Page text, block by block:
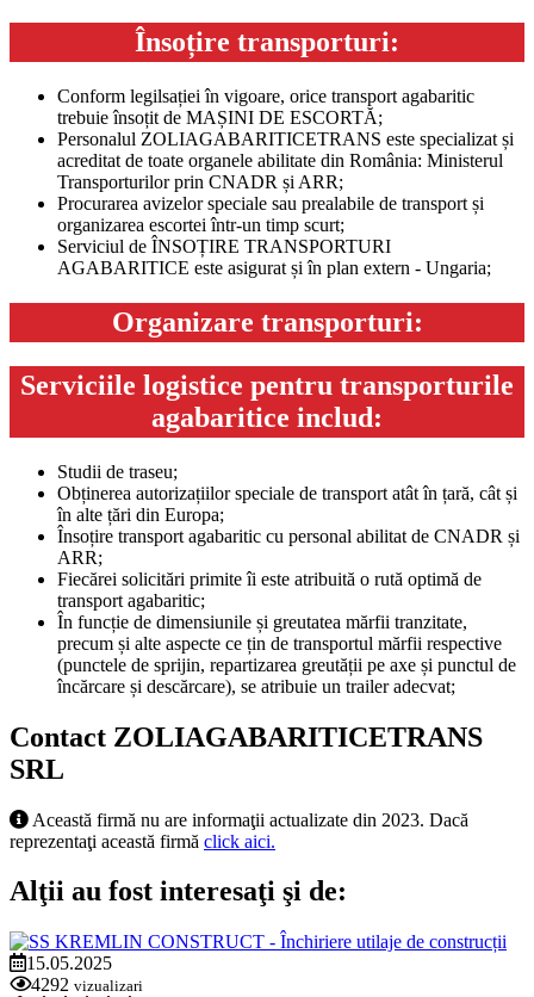
Însoțire transporturi:
Conform legilsației în vigoare, orice transport agabaritic
trebuie însoțit de MAȘINI DE ESCORTĂ;
Personalul ZOLIAGABARITICETRANS este specializat și
acreditat de toate organele abilitate din România: Ministerul
Transporturilor prin CNADR și ARR;
Procurarea avizelor speciale sau prealabile de transport și
organizarea escortei într-un timp scurt;
Serviciul de ÎNSOȚIRE TRANSPORTURI
AGABARITICE este asigurat și în plan extern - Ungaria;
Organizare transporturi:
Serviciile logistice pentru transporturile
agabaritice includ:
Studii de traseu;
Obținerea autorizațiilor speciale de transport atât în țară, cât și
în alte țări din Europa;
Însoțire transport agabaritic cu personal abilitat de CNADR și
ARR;
Fiecărei solicitări primite îi este atribuită o rută optimă de
transport agabaritic;
În funcție de dimensiunile și greutatea mărfii tranzitate,
precum și alte aspecte ce țin de transportul mărfii respective
(punctele de sprijin, repartizarea greutății pe axe și punctul de
încărcare și descărcare), se atribuie un trailer adecvat;
Contact ZOLIAGABARITICETRANS
SRL
Această firmă nu are informaţii actualizate din 2023. Dacă
reprezentaţi această firmă click aici.
Alţii au fost interesaţi şi de:
15.05.2025
4292 vizualizari